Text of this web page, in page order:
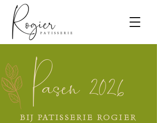
Pasen 2026
BIJ PATISSERIE ROGIER